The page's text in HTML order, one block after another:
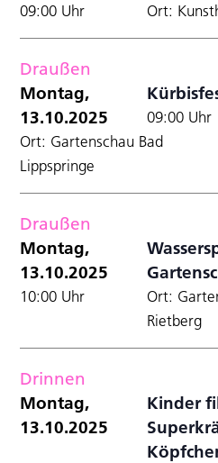
09:00 Uhr Ort:
Draußen
Montag,
13.10.2025
09:00 Uhr
Ort: Gartenschau Bad
Lippspringe
Draußen
Montag,
13.10.2025
10:00 Uhr
Ort:
Rietberg
Drinnen
Montag,
13.10.2025
Kinder